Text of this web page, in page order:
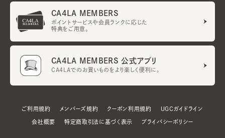
CA4LA MEMBERS
ポイントサービスや会員ランクに応じた
特典をご用意。
CA4LA MEMBERS 公式アプリ
CA4LAでのお買いものをより楽しく便利に。
ご利用規約 メンバーズ規約 クーポン利用規約 UGCガイドライン
会社概要 特定商取引法に基づく表示 プライバシーポリシー